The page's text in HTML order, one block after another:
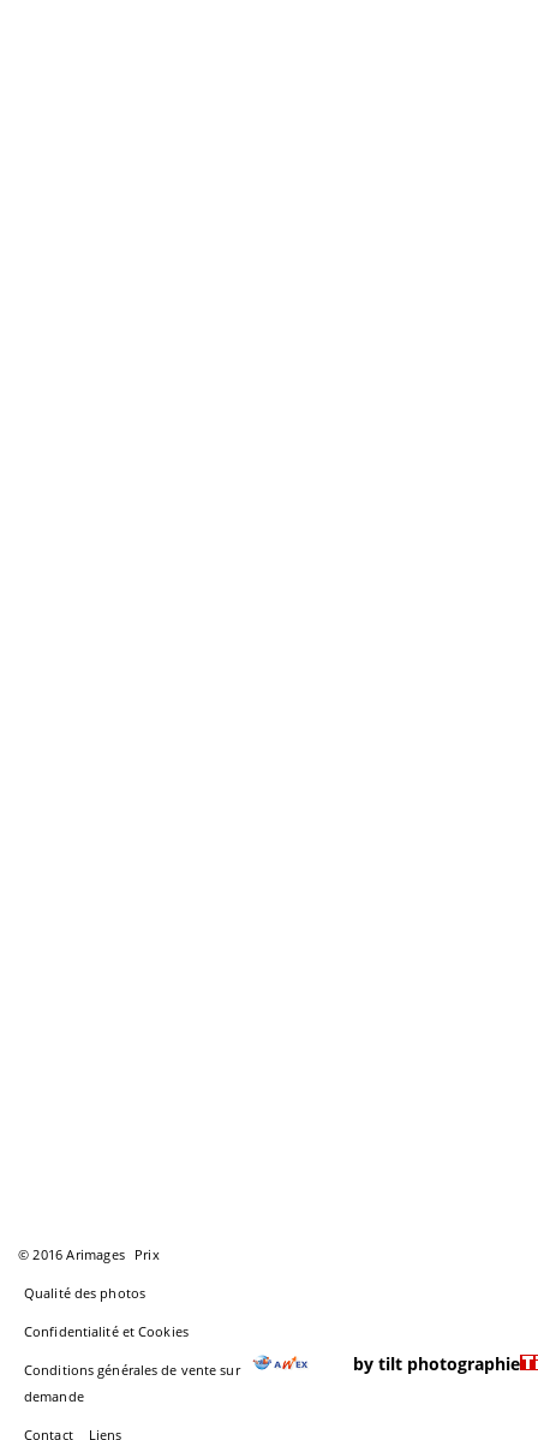
© 2016 Arimages Prix
Qualité des photos
Confidentialité et Cookies
Conditions générales de vente sur
demande
Contact Liens
by tilt photographie